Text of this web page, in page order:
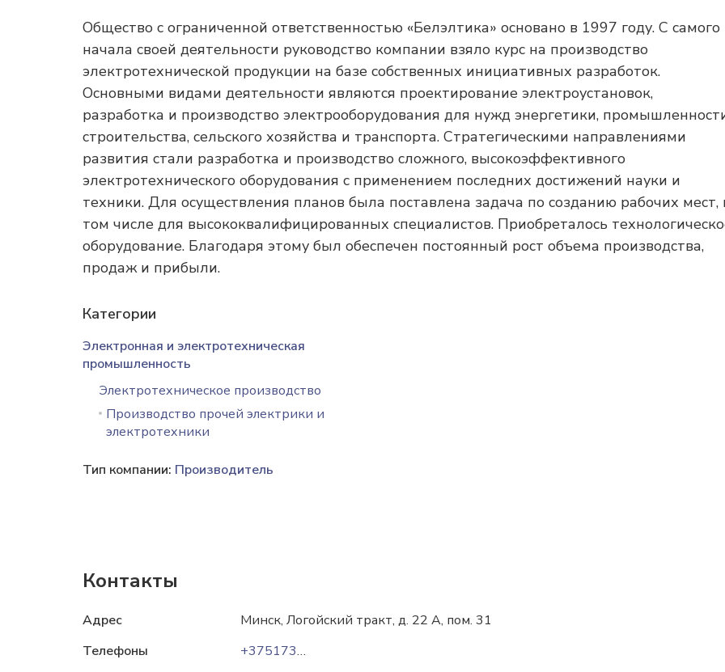
Общество с ограниченной ответственностью «Белэлтика» основано в 1997 году. С самого
начала своей деятельности руководство компании взяло курс на производство
электротехнической продукции на базе собственных инициативных разработок.
Основными видами деятельности являются проектирование электроустановок,
разработка и производство электрооборудования для нужд энергетики,
строительства, сельского хозяйства и транспорта. Стратегическими направлениями
развития стали разработка и производство сложного, высокоэффективного
электротехнического оборудования с применением последних достижений науки и
техники. Для осуществления планов была поставлена задача по созданию рабочих мест,
том числе для высококвалифицированных специалистов. Приобреталось
оборудование. Благодаря этому был обеспечен постоянный рост объема производства,
продаж и прибыли.
Категории
Электронная и электротехническая
промышленность
Электротехническое производство
Производство прочей электрики и
электротехники
Тип компании: Производитель
Контакты
Адрес
Минск, Логойский тракт, д. 22 А, пом. 31
Телефоны
+375173700601